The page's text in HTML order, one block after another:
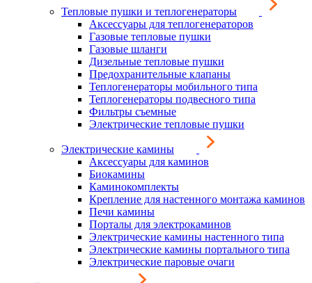
Тепловые пушки и теплогенераторы
Аксессуары для теплогенераторов
Газовые тепловые пушки
Газовые шланги
Дизельные тепловые пушки
Предохранительные клапаны
Теплогенераторы мобильного типа
Теплогенераторы подвесного типа
Фильтры съемные
Электрические тепловые пушки
Электрические камины
Аксессуары для каминов
Биокамины
Каминокомплекты
Крепление для настенного монтажа каминов
Печи камины
Порталы для электрокаминов
Электрические камины настенного типа
Электрические камины портального типа
Электрические паровые очаги